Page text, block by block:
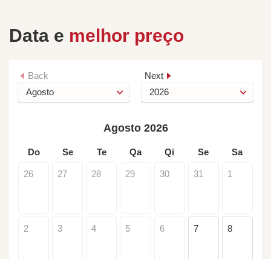
Data e melhor preço
Back Next
Agosto 2026
Do Se Te Qa Qi Se Sa
26 27 28 29 30 31 1
2 3 4 5 6 7 8